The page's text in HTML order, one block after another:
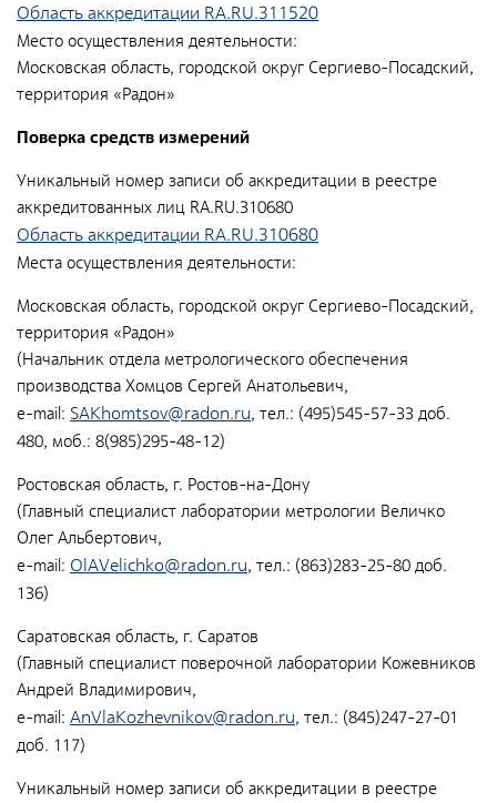
Область аккредитации RA.RU.311520
Место осуществления деятельности:
Московская область, городской округ Сергиево-Посадский,
территория «Радон»
Поверка средств измерений
Уникальный номер записи об аккредитации в реестре
аккредитованных лиц RA.RU.310680
Область аккредитации RA.RU.310680
Места осуществления деятельности:
Московская область, городской округ Сергиево-Посадский,
территория «Радон»
(Начальник отдела метрологического обеспечения
производства Хомцов Сергей Анатольевич,
e-mail: SAKhomtsov@radon.ru, тел.: (495)545-57-33 доб.
480, моб.: 8(985)295-48-12)
Ростовская область, г. Ростов-на-Дону
(Главный специалист лаборатории метрологии Величко
Олег Альбертович,
e-mail: OlAVelichko@radon.ru, тел.: (863)283-25-80 доб.
136)
Саратовская область, г. Саратов
(Главный специалист поверочной лаборатории Кожевников
Андрей Владимирович,
e-mail: AnVlaKozhevnikov@radon.ru, тел.: (845)247-27-01
доб. 117)
Уникальный номер записи об аккредитации в реестре
Социальная политика
Политика в области качества
Совет молодых работников
Из опыта зарубежных коллег
Международное сотрудничество
Устойчивое развитие
Поставщикам
Объявления
Экология
Экологическая политика ФГУП «РАДОН»
Общественные обсуждения
Документы и отчеты по экологической безопасности
Окончательные материалы оценки воздействия на
окружающую среду
СМИ о нас
Контакты